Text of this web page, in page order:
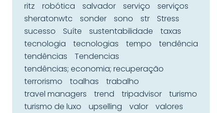
ritz
robótica salvador serviço
serviços
sheratonwtc
sonder sono str
Stress
sucesso
Suíte sustentabilidade
taxas
tecnologia
tecnologias tempo
tendência
tendências
Tendencias
tendências; economia; recuperação
terrorismo
toalhas
trabalho
travel managers
trend tripadvisor
turismo
turismo de luxo
upselling valor
valores